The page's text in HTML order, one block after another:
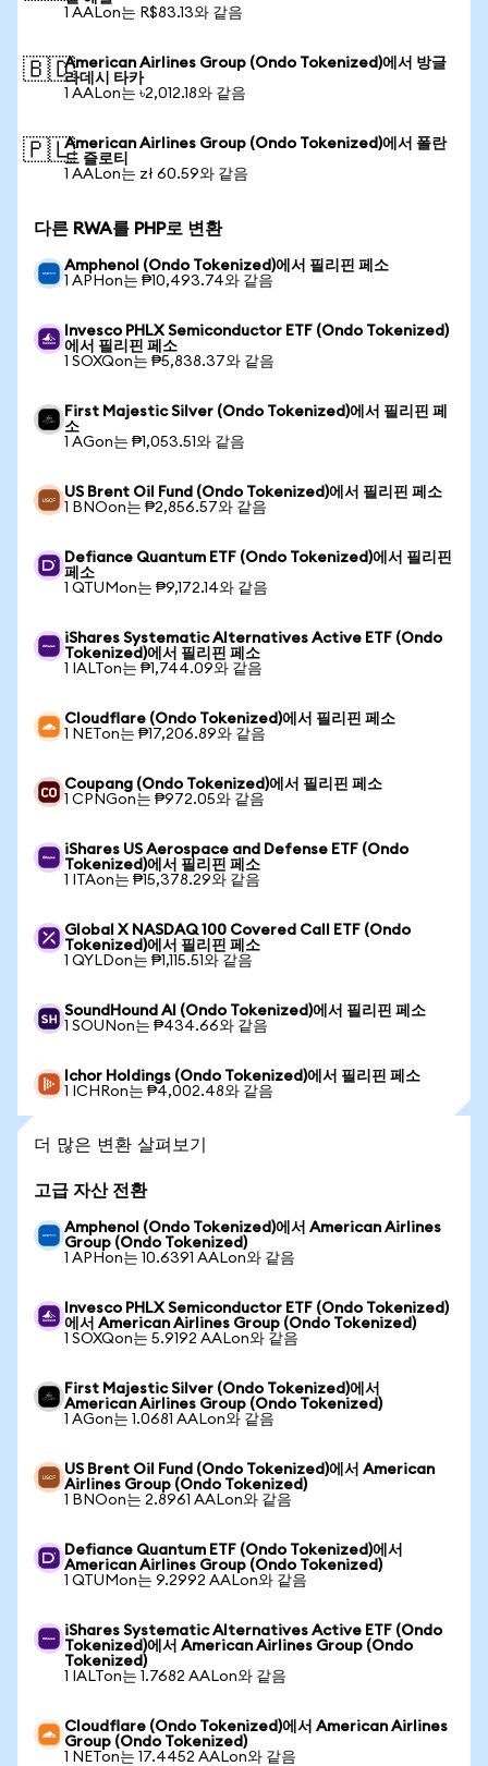
1 AALon는 R$83.13와 같음
🇧🇩American Airlines Group (Ondo Tokenized)에서 방글
라데시 타카
1 AALon는 ৳2,012.18와 같음
🇵🇱American Airlines Group (Ondo Tokenized)에서 폴란
드 즐로티
1 AALon는 zł 60.59와 같음
다른 RWA를 PHP로 변환
Amphenol (Ondo Tokenized)에서 필리핀 페소
1 APHon는 ₱10,493.74와 같음
Invesco PHLX Semiconductor ETF (Ondo Tokenized)
에서 필리핀 페소
1 SOXQon는 ₱5,838.37와 같음
First Majestic Silver (Ondo Tokenized)에서 필리핀 페
소
1 AGon는 ₱1,053.51와 같음
US Brent Oil Fund (Ondo Tokenized)에서 필리핀 페소
1 BNOon는 ₱2,856.57와 같음
Defiance Quantum ETF (Ondo Tokenized)에서 필리핀
페소
1 QTUMon는 ₱9,172.14와 같음
iShares Systematic Alternatives Active ETF (Ondo
Tokenized)에서 필리핀 페소
1 IALTon는 ₱1,744.09와 같음
Cloudflare (Ondo Tokenized)에서 필리핀 페소
1 NETon는 ₱17,206.89와 같음
Coupang (Ondo Tokenized)에서 필리핀 페소
1 CPNGon는 ₱972.05와 같음
iShares US Aerospace and Defense ETF (Ondo
Tokenized)에서 필리핀 페소
1 ITAon는 ₱15,378.29와 같음
Global X NASDAQ 100 Covered Call ETF (Ondo
Tokenized)에서 필리핀 페소
1 QYLDon는 ₱1,115.51와 같음
SoundHound AI (Ondo Tokenized)에서 필리핀 페소
1 SOUNon는 ₱434.66와 같음
Ichor Holdings (Ondo Tokenized)에서 필리핀 페소
1 ICHRon는 ₱4,002.48와 같음
더 많은 변환 살펴보기
고급 자산 전환
Amphenol (Ondo Tokenized)에서 American Airlines
Group (Ondo Tokenized)
1 APHon는 10.6391 AALon와 같음
Invesco PHLX Semiconductor ETF (Ondo Tokenized)
에서 American Airlines Group (Ondo Tokenized)
1 SOXQon는 5.9192 AALon와 같음
First Majestic Silver (Ondo Tokenized)에서
American Airlines Group (Ondo Tokenized)
1 AGon는 1.0681 AALon와 같음
US Brent Oil Fund (Ondo Tokenized)에서 American
Airlines Group (Ondo Tokenized)
1 BNOon는 2.8961 AALon와 같음
Defiance Quantum ETF (Ondo Tokenized)에서
American Airlines Group (Ondo Tokenized)
1 QTUMon는 9.2992 AALon와 같음
iShares Systematic Alternatives Active ETF (Ondo
Tokenized)에서 American Airlines Group (Ondo
Tokenized)
1 IALTon는 1.7682 AALon와 같음
Cloudflare (Ondo Tokenized)에서 American Airlines
Group (Ondo Tokenized)
1 NETon는 17.4452 AALon와 같음